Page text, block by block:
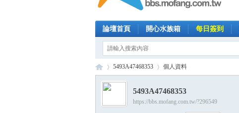
論壇首頁 開心水族箱 每日簽到
›
5493A47468353 個人資料
5493A47468353
https://bbs.mofang.com.tw/?296549